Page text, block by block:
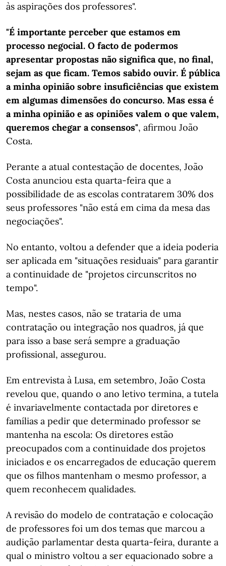
às aspirações dos professores".
"É importante perceber que estamos em
processo negocial. O facto de podermos
apresentar propostas não significa que, no final,
sejam as que ficam. Temos sabido ouvir. É pública
a minha opinião sobre insuficiências que existem
em algumas dimensões do concurso. Mas essa é
a minha opinião e as opiniões valem o que valem,
queremos chegar a consensos", afirmou João
Costa.
Perante a atual contestação de docentes, João
Costa anunciou esta quarta-feira que a
possibilidade de as escolas contratarem 30% dos
seus professores "não está em cima da mesa das
negociações".
No entanto, voltou a defender que a ideia poderia
ser aplicada em "situações residuais" para garantir
a continuidade de "projetos circunscritos no
tempo".
Mas, nestes casos, não se trataria de uma
contratação ou integração nos quadros, já que
para isso a base será sempre a graduação
profissional, assegurou.
Em entrevista à Lusa, em setembro, João Costa
revelou que, quando o ano letivo termina, a tutela
é invariavelmente contactada por diretores e
famílias a pedir que determinado professor se
mantenha na escola: Os diretores estão
preocupados com a continuidade dos projetos
iniciados e os encarregados de educação querem
que os filhos mantenham o mesmo professor, a
quem reconhecem qualidades.
A revisão do modelo de contratação e colocação
de professores foi um dos temas que marcou a
audição parlamentar desta quarta-feira, durante a
qual o ministro voltou a ser equacionado sobre a